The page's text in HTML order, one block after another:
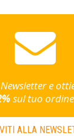
e
sul tuo ordine
ALLA